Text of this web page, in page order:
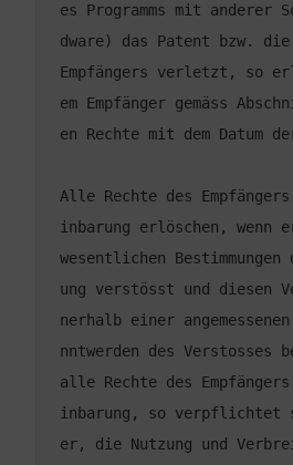
es Programms mit anderer
dware) das Patent bzw.
Empfängers verletzt, so
em Empfänger gemäss
Alle Rechte des
inbarung erlöschen, wenn
wesentlichen
ung verstösst und diesen
nerhalb einer
nntwerden des Verstosses
alle Rechte des
inbarung, so verpflichtet
er, die Nutzung und